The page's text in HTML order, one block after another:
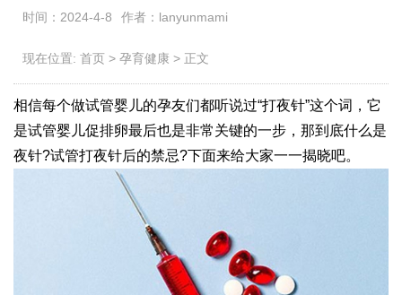
时间：2024-4-8 作者：lanyunmami
现在位置: 首页 > 孕育健康 > 正文
相信每个做试管婴儿的孕友们都听说过“打夜针”这个词，它
是试管婴儿促排卵最后也是非常关键的一步，那到底什么是
夜针?试管打夜针后的禁忌?下面来给大家一一揭晓吧。